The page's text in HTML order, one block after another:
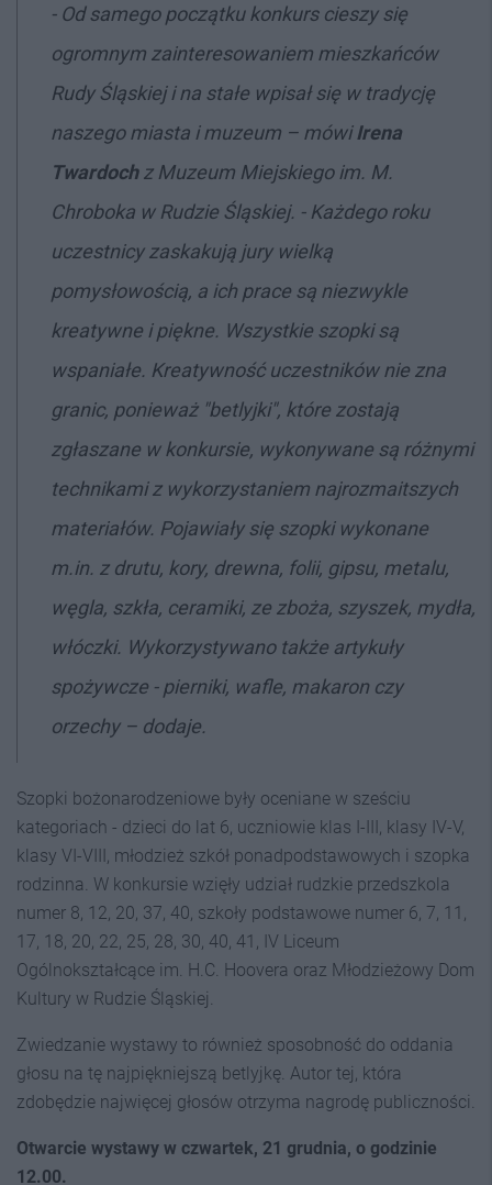
- Od samego początku konkurs cieszy się
ogromnym zainteresowaniem mieszkańców
Rudy Śląskiej i na stałe wpisał się w tradycję
naszego miasta i muzeum – mówiIrena
Twardochz Muzeum Miejskiego im. M.
Chroboka w Rudzie Śląskiej. - Każdego roku
uczestnicy zaskakują jury wielką
pomysłowością, a ich prace są niezwykle
kreatywne i piękne. Wszystkie szopki są
wspaniałe. Kreatywność uczestników nie zna
granic, ponieważ "betlyjki", które zostają
zgłaszane w konkursie, wykonywane są różnymi
technikami z wykorzystaniem najrozmaitszych
materiałów. Pojawiały się szopki wykonane
m.in. z drutu, kory, drewna, folii, gipsu, metalu,
węgla, szkła, ceramiki, ze zboża, szyszek, mydła,
włóczki. Wykorzystywano także artykuły
spożywcze - pierniki, wafle, makaron czy
orzechy – dodaje.
Szopki bożonarodzeniowe były oceniane w sześciu
kategoriach - dzieci do lat 6, uczniowie klas I-III, klasy IV-V,
klasy VI-VIII, młodzież szkół ponadpodstawowych i szopka
rodzinna. W konkursie wzięły udział rudzkie przedszkola
numer 8, 12, 20, 37, 40, szkoły podstawowe numer 6, 7, 11,
17, 18, 20, 22, 25, 28, 30, 40, 41, IV Liceum
Ogólnokształcące im. H.C. Hoovera oraz Młodzieżowy Dom
Kultury w Rudzie Śląskiej.
Zwiedzanie wystawy to również sposobność do oddania
głosu na tę najpiękniejszą betlyjkę. Autor tej, która
zdobędzie najwięcej głosów otrzyma nagrodę publiczności.
Otwarcie wystawy w czwartek, 21 grudnia, o godzinie
12.00.